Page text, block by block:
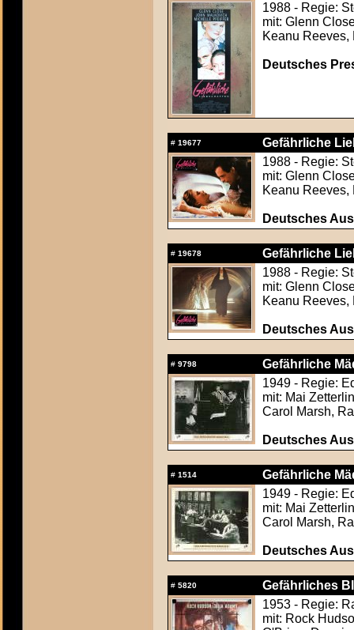
1988 - Regie:
mit: Glenn
Keanu
Deutsches
# 19677
Gefährliche
1988 - Regie:
mit: Glenn
Keanu
Deutsches
# 19678
Gefährliche
1988 - Regie:
mit: Glenn
Keanu
Deutsches
# 9798
Gefährliche
1949 - Regie:
mit: Mai
Carol Marsh,
Deutsches
# 1514
Gefährliche
1949 - Regie:
mit: Mai
Carol Marsh,
Deutsches
# 5820
Gefährliches
1953 - Regie:
mit: Rock